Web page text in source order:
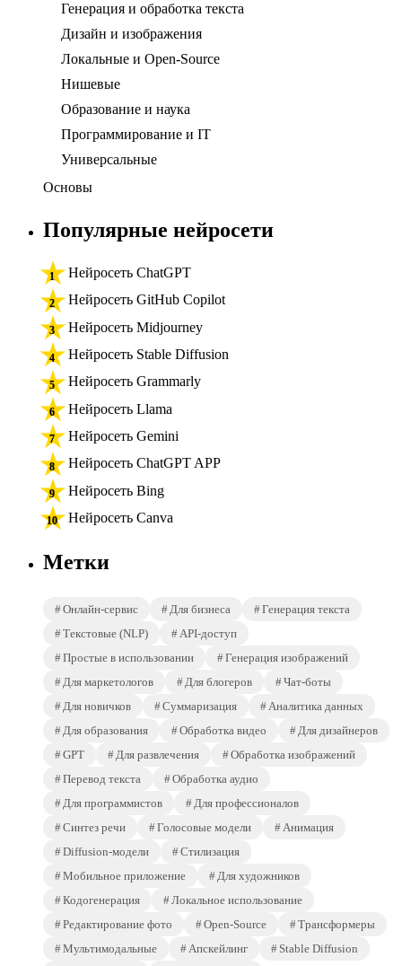
Генерация и обработка текста
Дизайн и изображения
Локальные и Open-Source
Нишевые
Образование и наука
Программирование и IT
Универсальные
Основы
Популярные нейросети
Нейросеть ChatGPT
Нейросеть GitHub Copilot
Нейросеть Midjourney
Нейросеть Stable Diffusion
Нейросеть Grammarly
Нейросеть Llama
Нейросеть Gemini
Нейросеть ChatGPT APP
Нейросеть Bing
Нейросеть Canva
Метки
Онлайн-сервис Для бизнеса
Генерация текста
Текстовые (NLP)
API-доступ
Простые в использовании
Генерация изображений
Для маркетологов
Для блогеров
Чат-боты
Для новичков
Суммаризация
Аналитика данных
Для образования
Обработка видео
Для дизайнеров
GPT
Для развлечения
Обработка изображений
Перевод текста
Обработка аудио
Для программистов
Для профессионалов
Синтез речи
Голосовые модели
Анимация
Diffusion-модели
Стилизация
Мобильное приложение
Для художников
Кодогенерация
Локальное использование
Редактирование фото
Open-Source
Трансформеры
Мультимодальные
Апскейлинг Stable Diffusion